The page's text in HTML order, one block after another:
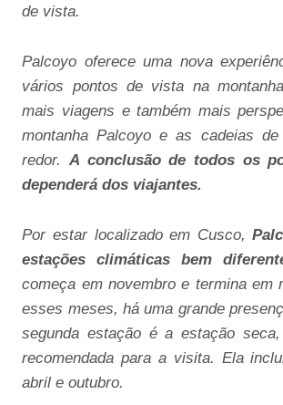
de vista.
Palcoyo oferece uma nova
vários pontos de vista na
mais viagens e também mais
montanha Palcoyo e as cadeias de
redor. A conclusão de todos os
dependerá dos viajantes.
Por estar localizado em Cusco,
estações climáticas bem
começa em novembro e termina em
esses meses, há uma grande
segunda estação é a estação
recomendada para a visita. Ela
abril e outubro.